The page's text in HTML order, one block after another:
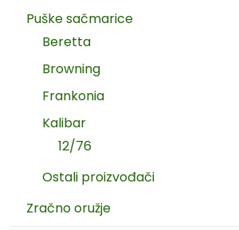
Puške sačmarice
Beretta
Browning
Frankonia
Kalibar
12/76
Ostali proizvođači
Zračno oružje